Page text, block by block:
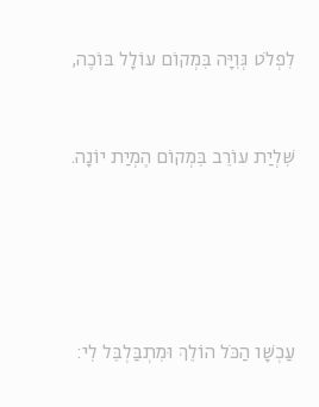
לִפְלֹט גְּוִיָּה בִּמְקוֹם עוֹלָל בּוֹכֶה,
שִׁלְיַת עוֹרֵב בִּמְקוֹם הֶמְיַת יוֹנָה.
עַכְשָׁו הַכֹּל הוֹלֵךְ וּמִתְבַּלְבֵּל לִי: